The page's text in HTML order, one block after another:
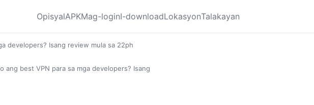
OpisyalAPKMag-loginI-downloadLokasyonTalakayan
developers? Isang review mula sa 22ph
ang best VPN para sa mga developers? Isang